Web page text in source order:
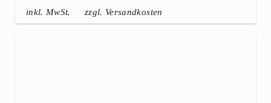
inkl. MwSt. zzgl. Versandkosten